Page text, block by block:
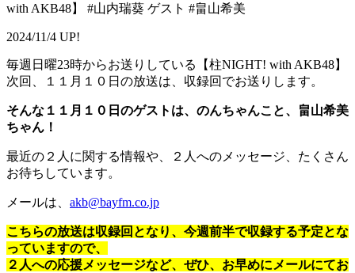
with AKB48】 #山内瑞葵 ゲスト #畠山希美
2024/11/4 UP!
毎週日曜23時からお送りしている【柱NIGHT! with AKB48】
次回、１１月１０日の放送は、収録回でお送りします。
そんな１１月１０日のゲストは、のんちゃんこと、畠山希美
ちゃん！
最近の２人に関する情報や、２人へのメッセージ、たくさん
お待ちしています。
メールは、 akb@bayfm.co.jp
こちらの放送は収録回となり、今週前半で収録する予定とな
っていますので、
２人への応援メッセージなど、ぜひ、お早めにメールにてお